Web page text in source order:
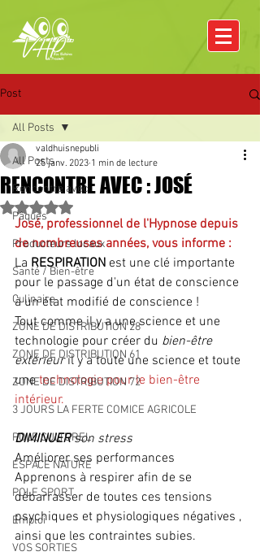
Post
All Posts
Rencontre avec
Pâques
Producteurs locaux
Santé / Bien-être
Culinaire
ZONE DE DISTRIBUTION 28
ZONE DE DISTRIBUTION 61
ZONE DE DISTRIBUTION 72
3 JOURS LA FERTE COMICE AGRICOLE
POLE CULTUREL
ESPACE NATURE
POLE SPORT
Emploi
VOS SORTIES
All Posts
RENCONTRE AVEC : JOSÉ
valdhuisnepubli
25 janv. 2023 1 min de lecture
Noté NaN étoiles sur 5.
José, professionnel de l'Hypnose depuis
de nombreuses années, vous informe :
La RESPIRATION est une clé importante
pour le passage d'un état de conscience
à un état modifié de conscience !
Tout comme il y a une science et une
technologie pour créer du bien-être
extérieur il y a toute une science et toute
une technologie pour le bien-être
intérieur.
DIMINUER son stress
Améliorer ses performances
Apprenons à respirer afin de se
débarrasser de toutes ces tensions
psychiques et physiologiques négatives ,
ainsi que les contraintes subies.